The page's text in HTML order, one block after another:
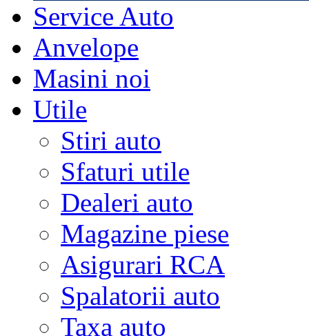
Service Auto
Anvelope
Masini noi
Utile
Stiri auto
Sfaturi utile
Dealeri auto
Magazine piese
Asigurari RCA
Spalatorii auto
Taxa auto